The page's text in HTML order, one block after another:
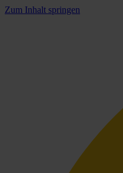
Zum Inhalt springen